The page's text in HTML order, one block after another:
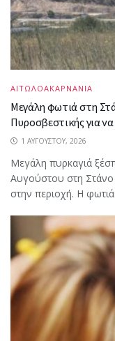
ΑΙΤΩΛΟΑΚΑΡΝΑΝΙΑ
Μεγάλη φωτιά στη
Πυροσβεστικής για
1 ΑΥΓΟΎΣΤΟΥ, 2026
Μεγάλη πυρκαγιά
Αυγούστου στη Στάνο
στην περιοχή. Η